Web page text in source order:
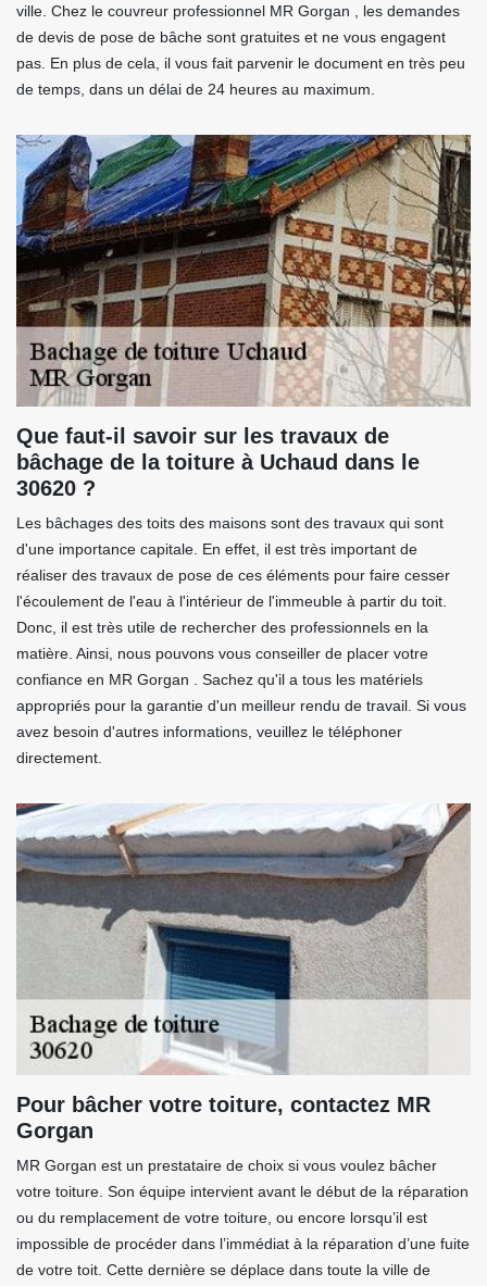
ville. Chez le couvreur professionnel MR Gorgan , les demandes
de devis de pose de bâche sont gratuites et ne vous engagent
pas. En plus de cela, il vous fait parvenir le document en très peu
de temps, dans un délai de 24 heures au maximum.
Que faut-il savoir sur les travaux de
bâchage de la toiture à Uchaud dans le
30620 ?
Les bâchages des toits des maisons sont des travaux qui sont
d'une importance capitale. En effet, il est très important de
réaliser des travaux de pose de ces éléments pour faire cesser
l'écoulement de l'eau à l'intérieur de l'immeuble à partir du toit.
Donc, il est très utile de rechercher des professionnels en la
matière. Ainsi, nous pouvons vous conseiller de placer votre
confiance en MR Gorgan . Sachez qu'il a tous les matériels
appropriés pour la garantie d'un meilleur rendu de travail. Si vous
avez besoin d'autres informations, veuillez le téléphoner
directement.
Pour bâcher votre toiture, contactez MR
Gorgan
MR Gorgan est un prestataire de choix si vous voulez bâcher
votre toiture. Son équipe intervient avant le début de la réparation
ou du remplacement de votre toiture, ou encore lorsqu’il est
impossible de procéder dans l’immédiat à la réparation d’une fuite
de votre toit. Cette dernière se déplace dans toute la ville de